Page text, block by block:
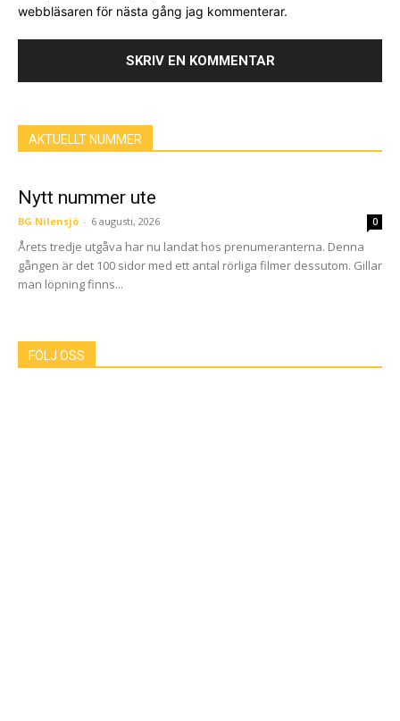
webbläsaren för nästa gång jag kommenterar.
AKTUELLT NUMMER
Nytt nummer ute
BG Nilensjö - 6 augusti, 2026 0
Årets tredje utgåva har nu landat hos prenumeranterna. Denna
gången är det 100 sidor med ett antal rörliga filmer dessutom. Gillar
man löpning finns...
FÖLJ OSS